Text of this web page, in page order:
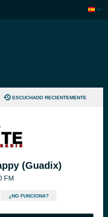
ESCUCHADO RECIENTEMENTE
(Guadix)
FM
¿NO FUNCIONA?